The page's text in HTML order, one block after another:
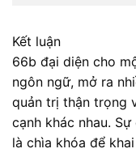
Kết luận
66b đại diện cho
ngôn ngữ, mở ra
quản trị thận trọng
cạnh khác nhau.
là chìa khóa để